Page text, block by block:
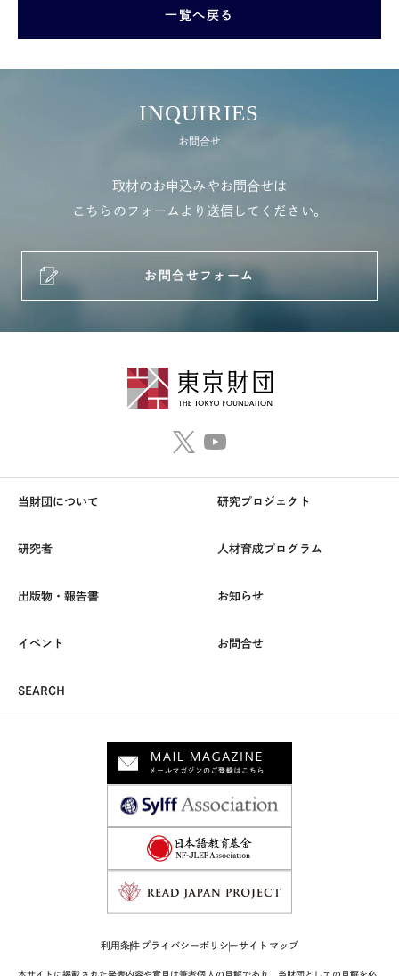
一覧へ戻る
INQUIRIES
お問合せ
取材のお申込みやお問合せは
こちらのフォームより送信してください。
お問合せフォーム
当財団について 研究プロジェクト
研究者 人材育成プログラム
出版物・報告書 お知らせ
イベント お問合せ
SEARCH
利用条件プライバシーポリシーサイトマップ